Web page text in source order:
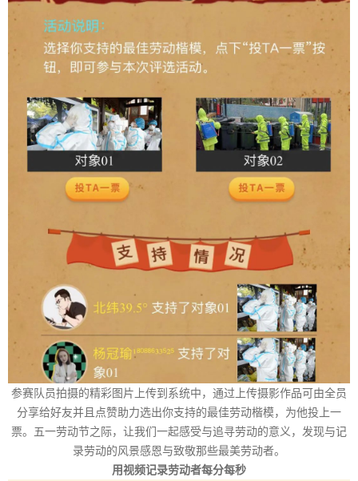
参赛队员拍摄的精彩图片上传到系统中，通过上传摄影作品可由全员
分享给好友并且点赞助力选出你支持的最佳劳动楷模，为他投上一
票。五一劳动节之际，让我们一起感受与追寻劳动的意义，发现与记
录劳动的风景感恩与致敬那些最美劳动者。
用视频记录劳动者每分每秒